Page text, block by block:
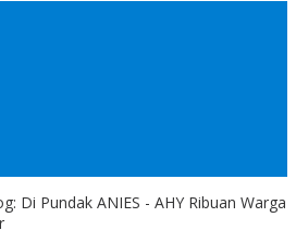
Di Pundak ANIES - AHY Ribuan Warga